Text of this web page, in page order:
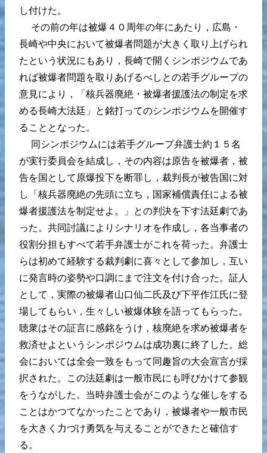
し付けた。
その前の年は被爆４０周年の年にあたり，広島・
長崎や中央において被爆者問題が大きく取り上げられ
たという状況にもあり，長崎で開くシンポジウムであ
れば被爆者問題を取りあげるべしとの若手グループの
意見により，「核兵器廃絶・被爆者援護法の制定を求
める長崎大法廷」と銘打ってのシンポジウムを開催す
ることとなった。
同シンポジウムには若手グループ弁護士約１５名
が実行委員会を結成し，その内容は原告を被爆者，被
告を国として原爆投下を断罪し，裁判長が被告国に対
し「核兵器廃絶の先頭に立ち，国家補償責任による被
爆者援護法を制定せよ。」との判決を下す法廷劇であ
った。共同討議によりシナリオを作成し，各当事者の
役割分担もすべて若手弁護士がこれを荷った。弁護士
らは初めて経験する裁判劇に喜々として参加し，互い
に発言時の姿勢や口調にまで注文を付け合った。証人
として，実際の被爆者山口仙二氏及び下平作江氏に登
場してもらい，生々しい被爆体験を語ってもらった。
聴衆はその証言に感銘をうけ，核廃絶を求め被爆者を
救済せよというシンポジウムは成功裏に終了した。総
会においては全会一致をもって同趣旨の大会宣言が採
択された。この法廷劇は一般市民にも呼びかけて参観
をうながした。当時弁護士会がこのような催しをする
ことはかつてなかったことであり，被爆者や一般市民
を大きく力づけ勇気を与えることができたと確信す
る。